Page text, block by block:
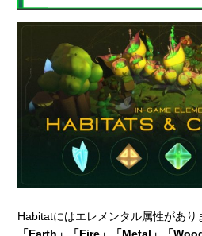
Habitatにはエレメンタル属性があり
「Earth」「Fire」「Metal」「